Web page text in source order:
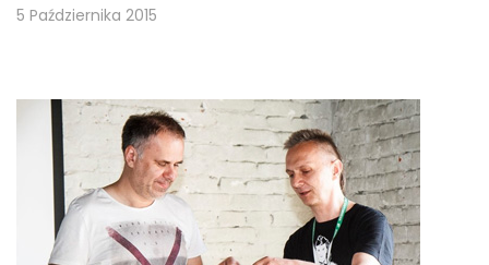
5 Października 2015